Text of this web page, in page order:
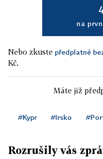
na
Nebo zkuste předplatné
Kč.
Máte již
#Kypr #Irsko
Rozrušily vás